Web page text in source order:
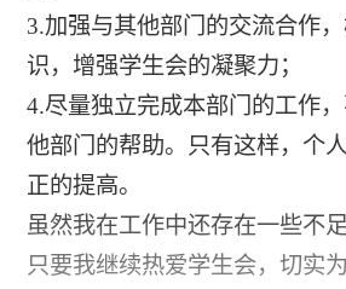
3.加强与其他部门的交流合作
识，增强学生会的凝聚力；
4.尽量独立完成本部门的工作
他部门的帮助。只有这样，个
正的提高。
虽然我在工作中还存在一些不
只要我继续热爱学生会，切实